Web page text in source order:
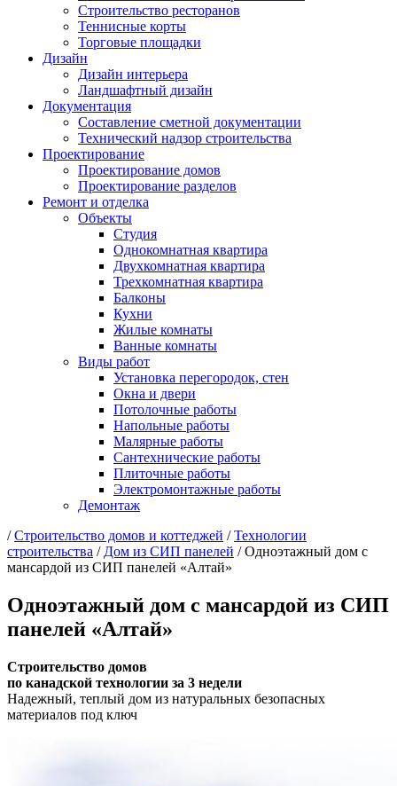
Строительство ресторанов
Теннисные корты
Торговые площадки
Дизайн
Дизайн интерьера
Ландшафтный дизайн
Документация
Составление сметной документации
Технический надзор строительства
Проектирование
Проектирование домов
Проектирование разделов
Ремонт и отделка
Объекты
Студия
Однокомнатная квартира
Двухкомнатная квартира
Трехкомнатная квартира
Балконы
Кухни
Жилые комнаты
Ванные комнаты
Виды работ
Установка перегородок, стен
Окна и двери
Потолочные работы
Напольные работы
Малярные работы
Сантехнические работы
Плиточные работы
Электромонтажные работы
Демонтаж
/Cтроительство домов и коттеджей /Технологии
строительства / Дом из СИП панелей /Одноэтажный дом с
мансардой из СИП панелей «Алтай»
Одноэтажный дом с мансардой из СИП
панелей «Алтай»
Строительство домов
по канадской технологии за 3 недели
Надежный, теплый дом из натуральных безопасных
материалов под ключ